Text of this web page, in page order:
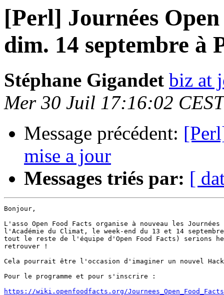
[Perl] Journées
dim. 14 septembre à
Stéphane Gigandet biz at
Mer 30 Juil 17:16:02
Message précédent:
mise a jour
Messages triés par: [
Bonjour,
L'asso Open Food Facts organise à nouveau les
l'Académie du Climat, le week-end du 13 et 14
tout le reste de l'équipe d'Open Food Facts) serions
retrouver !
Cela pourrait être l'occasion d'imaginer un nouvel
Pour le programme et pour s'inscrire :
https://wiki.openfoodfacts.org/